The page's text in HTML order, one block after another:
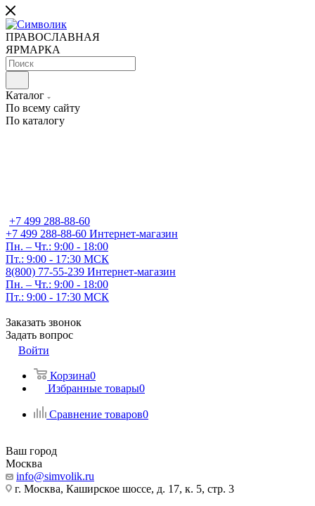
ПРАВОСЛАВНАЯ
ЯРМАРКА
Каталог
По всему сайту
По каталогу
+7 499 288-88-60
+7 499 288-88-60 Интернет-магазин
Пн. – Чт.: 9:00 - 18:00
Пт.: 9:00 - 17:30 МСК
8(800) 77-55-239 Интернет-магазин
Пн. – Чт.: 9:00 - 18:00
Пт.: 9:00 - 17:30 МСК
Заказать звонок
Задать вопрос
Войти
Корзина0
Избранные товары0
Сравнение товаров0
Ваш город
Москва
info@simvolik.ru
г. Москва, Каширское шоссе, д. 17, к. 5, стр. 3